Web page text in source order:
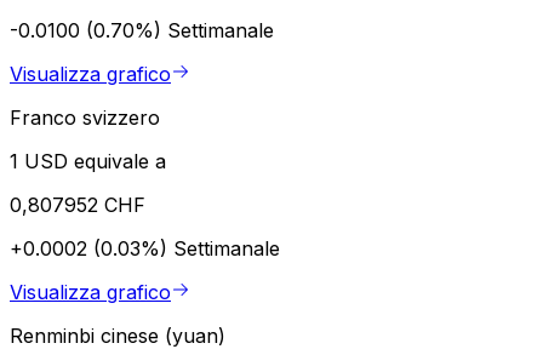
-0.0100 (0.70%) Settimanale
Visualizza grafico
Franco svizzero
1 USD equivale a
0,807952 CHF
+0.0002 (0.03%) Settimanale
Visualizza grafico
Renminbi cinese (yuan)